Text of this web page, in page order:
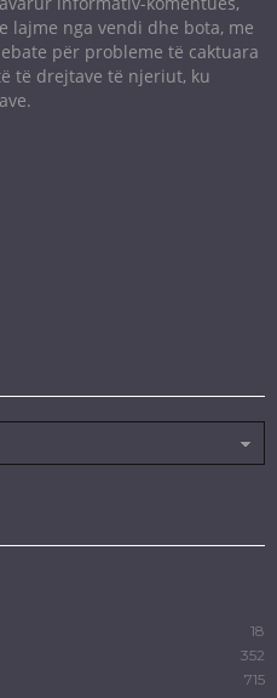
lajme nga vendi dhe bota, me
për probleme të caktuara
të drejtave të njeriut, ku
18
352
715